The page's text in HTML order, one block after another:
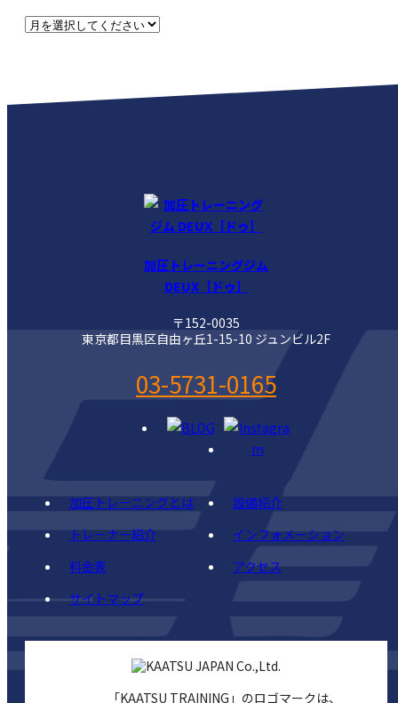
加圧トレーニングジム
DEUX［ドゥ］
〒152-0035
東京都目黒区自由ヶ丘1-15-10 ジュンビル2F
03-5731-0165
加圧トレーニングとは
設備紹介
トレーナー紹介
インフォメーション
料金表
アクセス
サイトマップ
「KAATSU TRAINING」のロゴマークは、